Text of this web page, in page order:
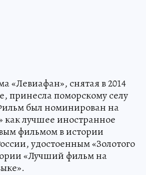
«Левиафан», снятая в 2014
принесла поморскому селу
был номинирован на
лучшее иностранное
фильмом в истории
удостоенным «Золотого
«Лучший фильм на